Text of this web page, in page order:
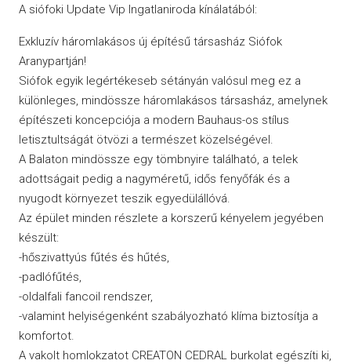
A siófoki Update Vip Ingatlaniroda kínálatából:
Exkluzív háromlakásos új építésű társasház Siófok
Aranypartján!
Siófok egyik legértékeseb sétányán valósul meg ez a
különleges, mindössze háromlakásos társasház, amelynek
építészeti koncepciója a modern Bauhaus-os stílus
letisztultságát ötvözi a természet közelségével.
A Balaton mindössze egy tömbnyire található, a telek
adottságait pedig a nagyméretű, idős fenyőfák és a
nyugodt környezet teszik egyedülállóvá.
Az épület minden részlete a korszerű kényelem jegyében
készült:
-hőszivattyús fűtés és hűtés,
-padlófűtés,
-oldalfali fancoil rendszer,
-valamint helyiségenként szabályozható klíma biztosítja a
komfortot.
A vakolt homlokzatot CREATON CEDRAL burkolat egészíti ki,